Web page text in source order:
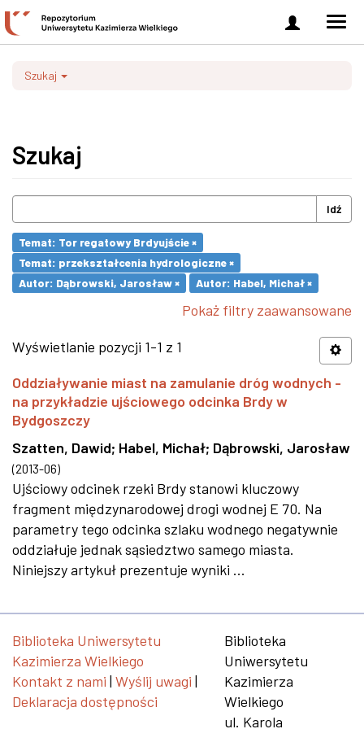
Zaloguj
się
Szukaj
Szukaj
Idź
Temat: Tor regatowy Brdyujście ×
Temat: przekształcenia hydrologiczne ×
Autor: Dąbrowski, Jarosław ×
Autor: Habel, Michał ×
Pokaż filtry zaawansowane
Wyświetlanie pozycji 1-1 z 1
Oddziaływanie miast na zamulanie dróg wodnych -
na przykładzie ujściowego odcinka Brdy w
Bydgoszczy
Szatten, Dawid; Habel, Michał; Dąbrowski, Jarosław
(2013-06)
Ujściowy odcinek rzeki Brdy stanowi kluczowy
fragment międzynarodowej drogi wodnej E 70. Na
parametry tego odcinka szlaku wodnego negatywnie
oddziałuje jednak sąsiedztwo samego miasta.
Niniejszy artykuł prezentuje wyniki ...
Biblioteka Uniwersytetu
Kazimierza Wielkiego
Kontakt z nami | Wyślij uwagi |
Deklaracja dostępności
Biblioteka
Uniwersytetu
Kazimierza
Wielkiego
ul. Karola